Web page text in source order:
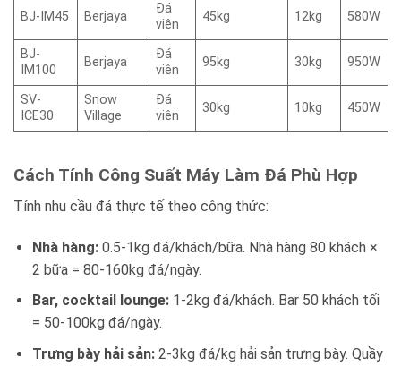
BJ-IM45 Berjaya
Đá
viên
45kg 12kg 580W
BJ-
IM100
Berjaya
Đá
viên
95kg 30kg 950W
SV-
ICE30
Snow
Village
Đá
viên
30kg 10kg 450W
Cách Tính Công Suất Máy Làm Đá Phù Hợp
Tính nhu cầu đá thực tế theo công thức:
Nhà hàng:0.5-1kg đá/khách/bữa. Nhà hàng 80 khách ×
2 bữa = 80-160kg đá/ngày.
Bar, cocktail lounge:1-2kg đá/khách. Bar 50 khách tối
= 50-100kg đá/ngày.
Trưng bày hải sản:2-3kg đá/kg hải sản trưng bày. Quầy